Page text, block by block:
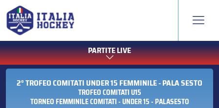
PARTITE LIVE
2° TROFEO COMITATI UNDER 15 FEMMINILE - PALA SESTO
TROFEO COMITATI U15
TORNEO FEMMINILE COMITATI - UNDER 15 - PALASESTO